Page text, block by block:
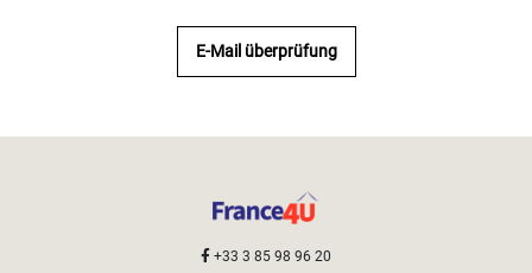
E-Mail überprüfung
+33 3 85 98 96 20